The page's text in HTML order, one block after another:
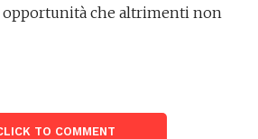
opportunità che altrimenti non
TO COMMENT